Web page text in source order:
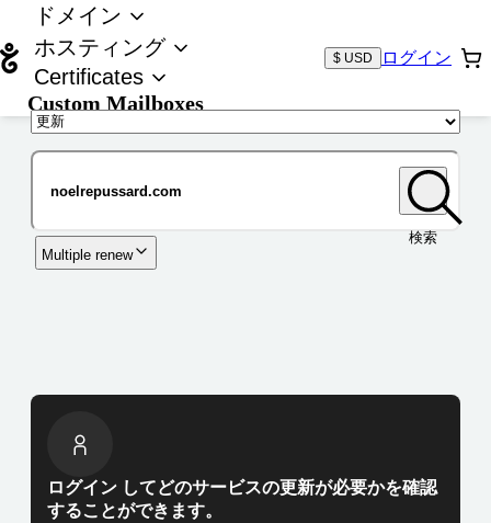
ドメイン
ホスティング
Certificates
Custom Mailboxes
$ USD ログイン
検索
Multiple renew
ログイン してどのサービスの更新が必要かを確認
することができます。